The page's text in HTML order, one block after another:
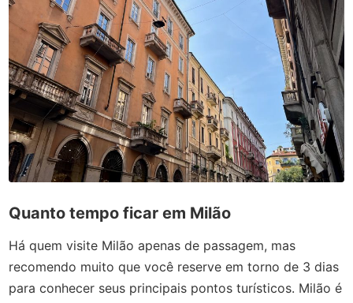
Quanto tempo ficar em Milão
Há quem visite Milão apenas de passagem, mas
recomendo muito que você reserve em torno de 3 dias
para conhecer seus principais pontos turísticos. Milão é